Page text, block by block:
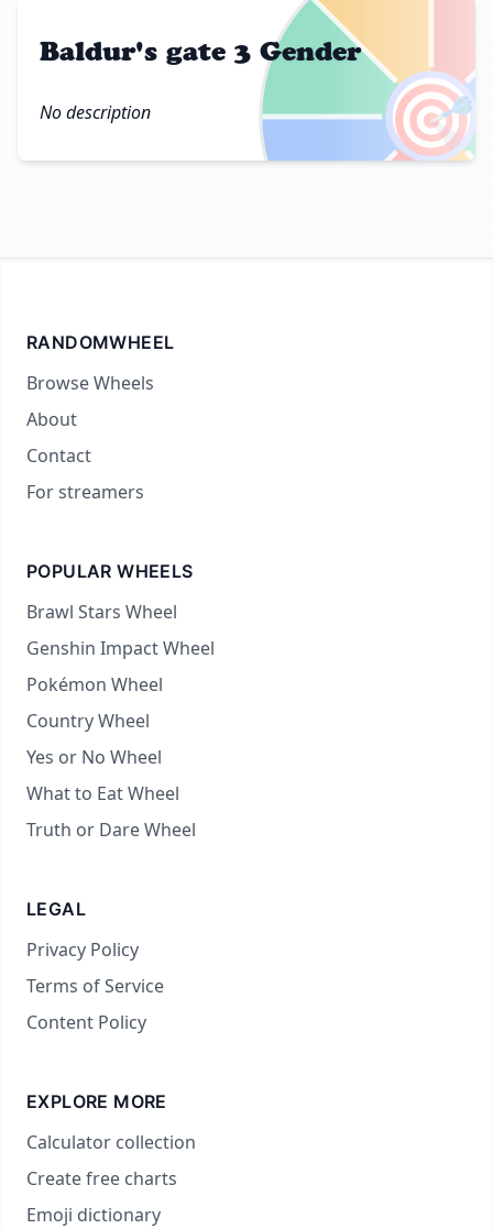
🎯
Baldur's gate 3 Gender
No description
RANDOMWHEEL
Browse Wheels
About
Contact
For streamers
POPULAR WHEELS
Brawl Stars Wheel
Genshin Impact Wheel
Pokémon Wheel
Country Wheel
Yes or No Wheel
What to Eat Wheel
Truth or Dare Wheel
LEGAL
Privacy Policy
Terms of Service
Content Policy
EXPLORE MORE
Calculator collection
Create free charts
Emoji dictionary